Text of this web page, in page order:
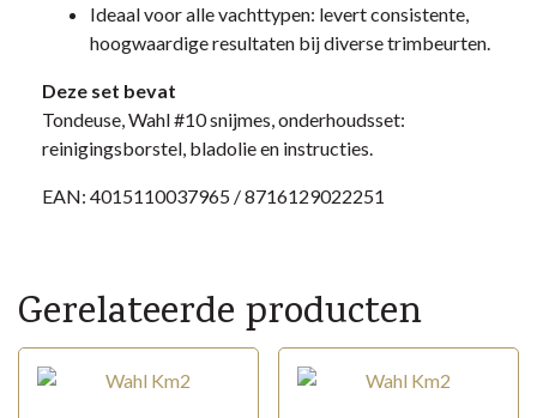
Ideaal voor alle vachttypen: levert consistente,
hoogwaardige resultaten bij diverse trimbeurten.
Deze set bevat
Tondeuse, Wahl #10 snijmes, onderhoudsset:
reinigingsborstel, bladolie en instructies.
EAN: 4015110037965 / 8716129022251
Gerelateerde producten